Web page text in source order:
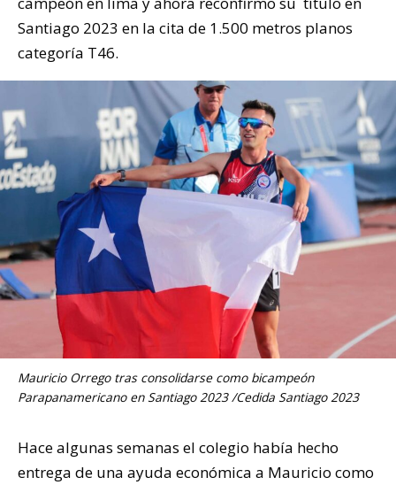
Santiago 2023 en la cita de 1.500 metros planos
categoría T46.
Mauricio Orrego tras consolidarse como bicampeón
Parapanamericano en Santiago 2023 /Cedida Santiago 2023
Hace algunas semanas el colegio había hecho
entrega de una ayuda económica a Mauricio como